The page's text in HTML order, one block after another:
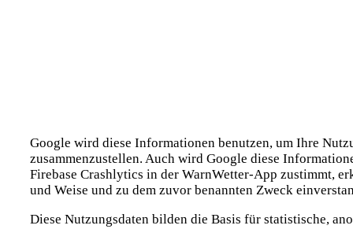
Google wird diese Informationen benutzen, um Ihre
zusammenzustellen. Auch wird Google diese
Firebase Crashlytics in der WarnWetter-App zustimmt,
und Weise und zu dem zuvor benannten Zweck
Diese Nutzungsdaten bilden die Basis für statistische,